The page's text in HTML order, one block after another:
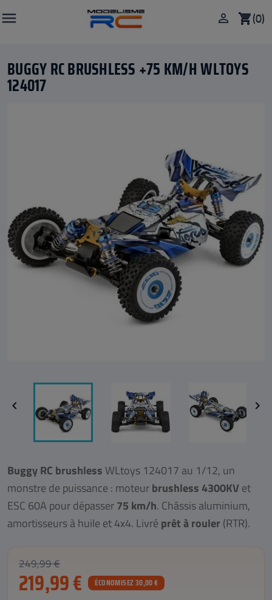
 shopping_cart(0)

BUGGY RC BRUSHLESS +75 KM/H WLTOYS
124017
 
Buggy RC brushless WLtoys 124017 au 1/12, un
monstre de puissance : moteurbrushless 4300KVet
ESC 60A pour dépasser75 km/h. Châssis aluminium,
amortisseurs à huile et 4x4. Livré prêt à rouler(RTR).
249,99 €
219,99 € ÉCONOMISEZ 30,00 €